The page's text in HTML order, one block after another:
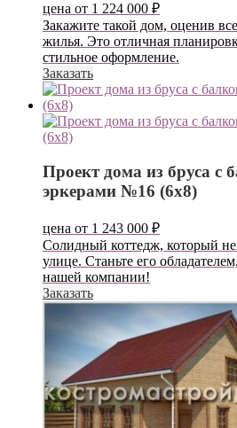
цена от 1 224 000 ₽
Закажите такой дом, оценив
жилья. Это отличная
стильное оформление.
Заказать
Проект дома из бруса с
эркерами №16 (6х8)
цена от 1 243 000 ₽
Солидный коттедж, который
улице. Станьте его
нашей компании!
Заказать